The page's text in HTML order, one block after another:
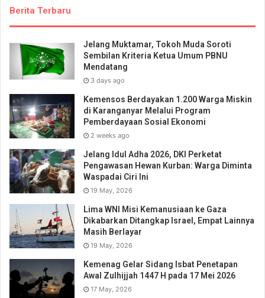
Berita Terbaru
Jelang Muktamar, Tokoh Muda Soroti
Sembilan Kriteria Ketua Umum PBNU
Mendatang
3 days ago
Kemensos Berdayakan 1.200 Warga Miskin
di Karanganyar Melalui Program
Pemberdayaan Sosial Ekonomi
2 weeks ago
Jelang Idul Adha 2026, DKI Perketat
Pengawasan Hewan Kurban: Warga Diminta
Waspadai Ciri Ini
19 May, 2026
Lima WNI Misi Kemanusiaan ke Gaza
Dikabarkan Ditangkap Israel, Empat Lainnya
Masih Berlayar
19 May, 2026
Kemenag Gelar Sidang Isbat Penetapan
Awal Zulhijjah 1447 H pada 17 Mei 2026
17 May, 2026